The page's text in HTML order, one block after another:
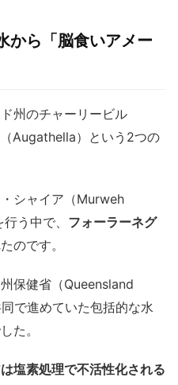
から「脳食いアメー
州のチャーリービル
Augathella）という2つの
シャイア（Murweh
う中で、 フォーラーネグ
のです。
保健省（Queensland
で進めていた包括的な水
た。
塩素処理で不活性化される